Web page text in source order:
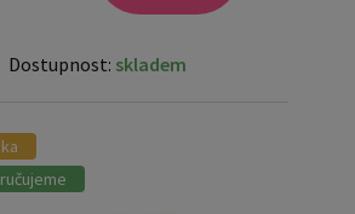
Dostupnost: skladem